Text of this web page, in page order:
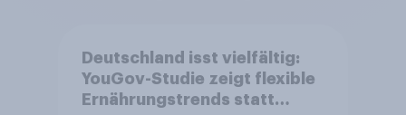
Deutschland isst vielfältig:
YouGov-Studie zeigt flexible
Ernährungstrends statt